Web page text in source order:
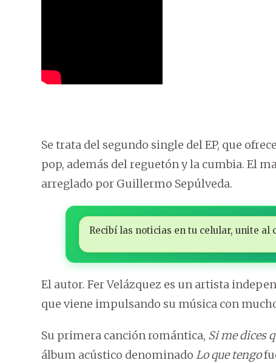
Se trata del segundo single del EP, que
pop, además del reguetón y la cumbia. El
arreglado por Guillermo Sepúlveda.
Recibí las noticias en tu celular, unite al
El autor. Fer Velázquez es un artista
que viene impulsando su música con
Su primera canción romántica, Si me dices
álbum acústico denominado Lo que tengo